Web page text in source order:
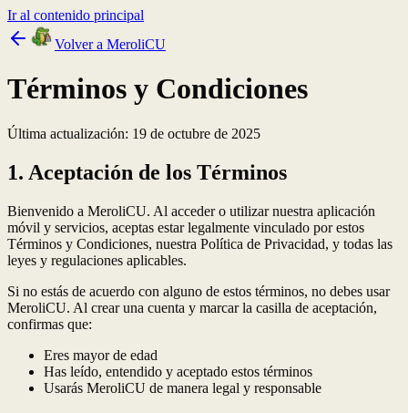
Ir al contenido principal
Volver a MeroliCU
Términos y Condiciones
Última actualización: 19 de octubre de 2025
1. Aceptación de los Términos
Bienvenido a MeroliCU. Al acceder o utilizar nuestra aplicación
móvil y servicios, aceptas estar legalmente vinculado por estos
Términos y Condiciones, nuestra Política de Privacidad, y todas las
leyes y regulaciones aplicables.
Si no estás de acuerdo con alguno de estos términos, no debes usar
MeroliCU. Al crear una cuenta y marcar la casilla de aceptación,
confirmas que:
Eres mayor de edad
Has leído, entendido y aceptado estos términos
Usarás MeroliCU de manera legal y responsable